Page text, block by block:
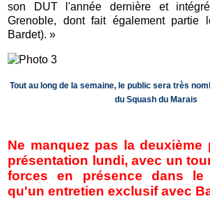
son DUT l'année dernière et
Grenoble, dont fait également partie
Bardet). »
Tout au long de la semaine, le public sera très
du Squash du Marais
Ne manquez pas la deuxième
présentation lundi, avec un
forces en présence dans le
qu'un entretien exclusif avec